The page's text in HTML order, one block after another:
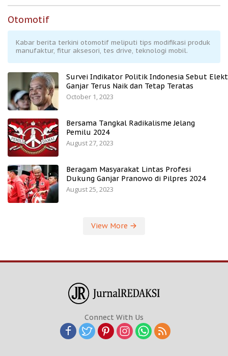
Otomotif
Kabar berita terkini otomotif meliputi tips modifikasi produk
manufaktur, fitur aksesori, tes drive, teknologi mobil.
Survei Indikator Politik Indonesia Sebut
Ganjar Terus Naik dan Tetap Teratas
October 1, 2023
Bersama Tangkal Radikalisme Jelang
Pemilu 2024
August 27, 2023
Beragam Masyarakat Lintas Profesi
Dukung Ganjar Pranowo di Pilpres 2024
August 25, 2023
View More
Connect With Us